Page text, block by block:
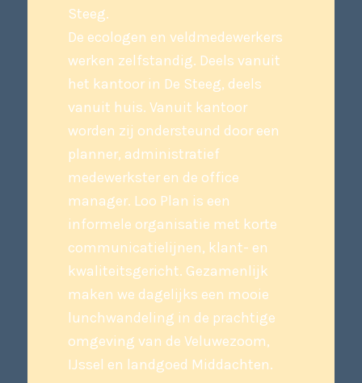
Steeg.
De ecologen en veldmedewerkers
werken zelfstandig. Deels vanuit
het kantoor in De Steeg, deels
vanuit huis. Vanuit kantoor
worden zij ondersteund door een
planner, administratief
medewerkster en de office
manager. Loo Plan is een
informele organisatie met korte
communicatielijnen, klant- en
kwaliteitsgericht. Gezamenlijk
maken we dagelijks een mooie
lunchwandeling in de prachtige
omgeving van de Veluwezoom,
IJssel en landgoed Middachten.